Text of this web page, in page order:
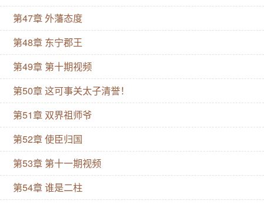
第47章 外藩态度
第48章 东宁郡王
第49章 第十期视频
第50章 这可事关太子清誉！
第51章 双界祖师爷
第52章 使臣归国
第53章 第十一期视频
第54章 谁是二柱